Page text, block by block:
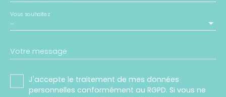
-
Vous souhaitez
Votre message
J'accepte le traitement de mes données
personnelles conformément au RGPD. Si vous ne